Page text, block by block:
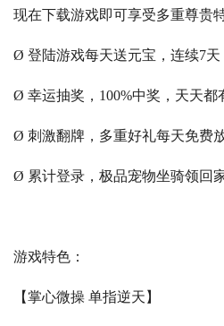
现在下载游戏即可享受多重尊贵
Ø 登陆游戏每天送元宝，连续7天
Ø 幸运抽奖，100%中奖，天天都
Ø 刺激翻牌，多重好礼每天免费
Ø 累计登录，极品宠物坐骑领回
游戏特色：
【掌心微操 单指逆天】